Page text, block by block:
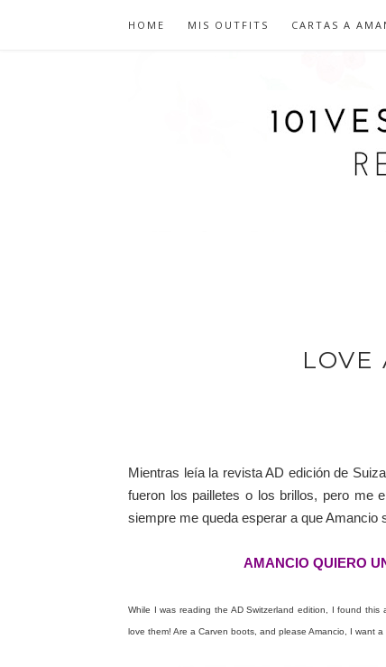
HOME MIS OUTFITS CARTAS A
LOVE
Mientras leía la revista AD edición de
fueron los pailletes o los brillos, pero me
siempre me queda esperar a que Amancio
AMANCIO QUIERO
While I was reading the AD Switzerland edition, I found
love them! Are a Carven boots, and please Amancio, I want a